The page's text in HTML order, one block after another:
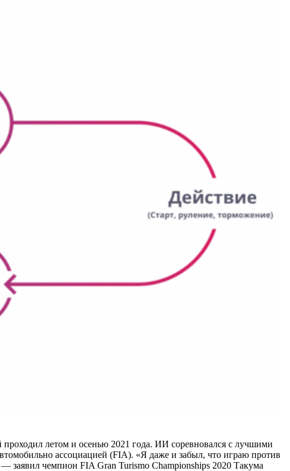
летом и осенью 2021 года. ИИ соревновался с лучшими
ассоциацией (FIA). «Я даже и забыл, что играю против
заявил чемпион FIA Gran Turismo Championships 2020 Такума